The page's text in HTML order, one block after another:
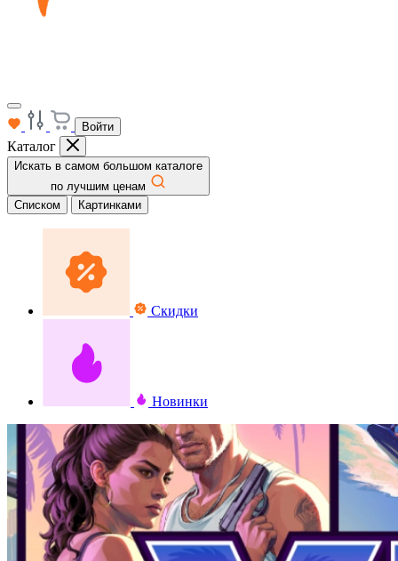
Войти
Каталог
Искать в самом большом каталоге
по лучшим ценам
Списком
Картинками
Скидки
Новинки